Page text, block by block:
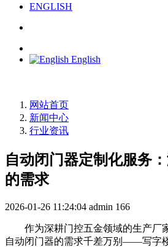
ENGLISH
English
网站首页
新闻中心
行业资讯
自动闭门器定制化服务
的需求
2026-01-26 11:24:04 admin 166
作为深耕门控五金领域的生产厂
自动闭门器的需求千差万别——写字